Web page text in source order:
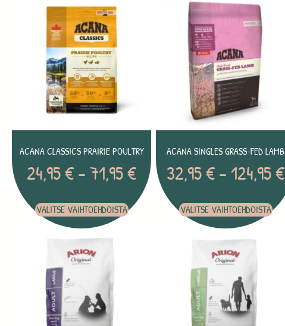
ACANA CLASSICS PRAIRIE POULTRY
24,95€–71,95€
VALITSE VAIHTOEHDOISTA
ACANA SINGLES GRASS-FED LAMB
32,95€– 124,95€
VALITSE VAIHTOEHDOISTA